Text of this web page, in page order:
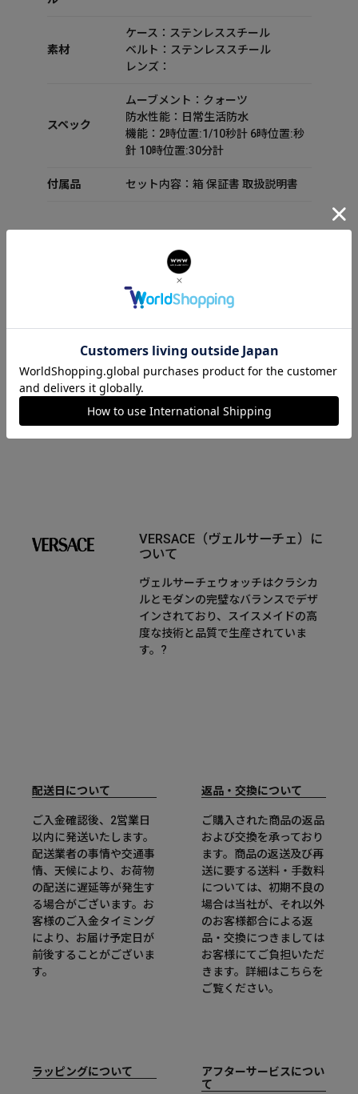
素材
ケース：ステンレススチール
ベルト：ステンレススチール
レンズ：
スペック
ムーブメント：クォーツ
防水性能：日常生活防水
機能：2時位置:1/10秒計 6時位置:秒
針 10時位置:30分計
付属品 セット内容：箱 保証書 取扱説明書
GRECA CHRONO WAVE
VERSACE（ヴェルサーチェ）に
ついて
ヴェルサーチェウォッチはクラシカ
ルとモダンの完璧なバランスでデザ
インされており、スイスメイドの高
度な技術と品質で生産されていま
す。?
配送日について
ご入金確認後、2営業日
以内に発送いたします。
配送業者の事情や交通事
情、天候により、お荷物
の配送に遅延等が発生す
る場合がございます。お
客様のご入金タイミング
により、お届け予定日が
前後することがございま
す。
返品・交換について
ご購入された商品の返品
および交換を承っており
ます。商品の返送及び再
送に要する送料・手数料
については、初期不良の
場合は当社が、それ以外
のお客様都合による返
品・交換につきましては
お客様にてご負担いただ
きます。詳細はこちらを
ご覧ください。
ラッピングについて
アフターサービスについ
て